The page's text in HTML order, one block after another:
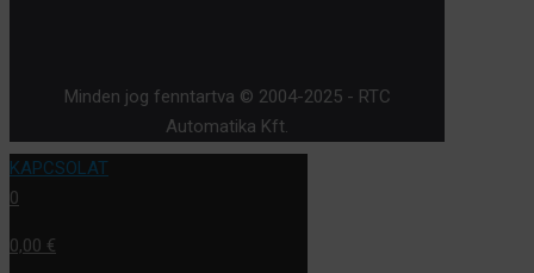
Minden jog fenntartva © 2004-2025 - RTC
Automatika Kft.
KAPCSOLAT
0
0,00 €